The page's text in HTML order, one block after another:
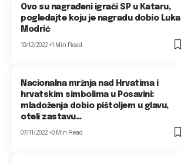
Ovo su nagrađeni igrači SP u Kataru,
pogledajte koju je nagradu dobio Luka
Modrić
18/12/2022 1 Min Read
Nacionalna mržnja nad Hrvatima i
hrvatskim simbolima u Posavini:
mladoženja dobio pištoljem u glavu,
oteli zastavu…
07/11/2022 0 Min Read